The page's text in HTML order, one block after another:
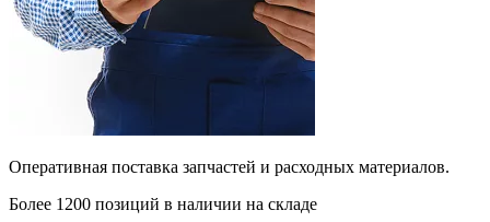
Оперативная поставка запчастей и расходных материалов.
Более 1200 позиций в наличии на складе